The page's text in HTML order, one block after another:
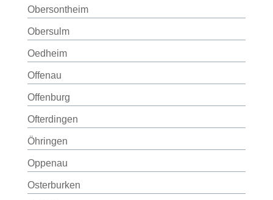
Obersontheim
Obersulm
Oedheim
Offenau
Offenburg
Ofterdingen
Öhringen
Oppenau
Osterburken